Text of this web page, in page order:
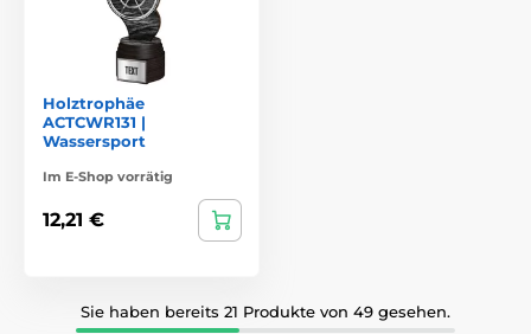
Holztrophäe
ACTCWR131 |
Wassersport
Im E-Shop vorrätig
12,21 €
Sie haben bereits 21 Produkte von 49 gesehen.